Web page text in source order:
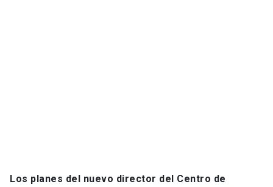
Los planes del nuevo director del Centro de